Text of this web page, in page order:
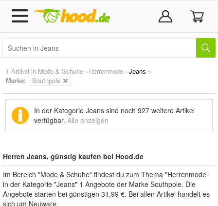
1 Artikel in Mode & Schuhe › Herrenmode › Jeans >
Marke: Southpole
In der Kategorie Jeans sind noch 927 weitere Artikel
verfügbar. Alle anzeigen
Herren Jeans, günstig kaufen bei Hood.de
Im Bereich "Mode & Schuhe" findest du zum Thema "Herrenmode"
in der Kategorie "Jeans" 1 Angebote der Marke Southpole. Die
Angebote starten bei günstigen 31,99 €. Bei allen Artikel handelt es
sich um Neuware.